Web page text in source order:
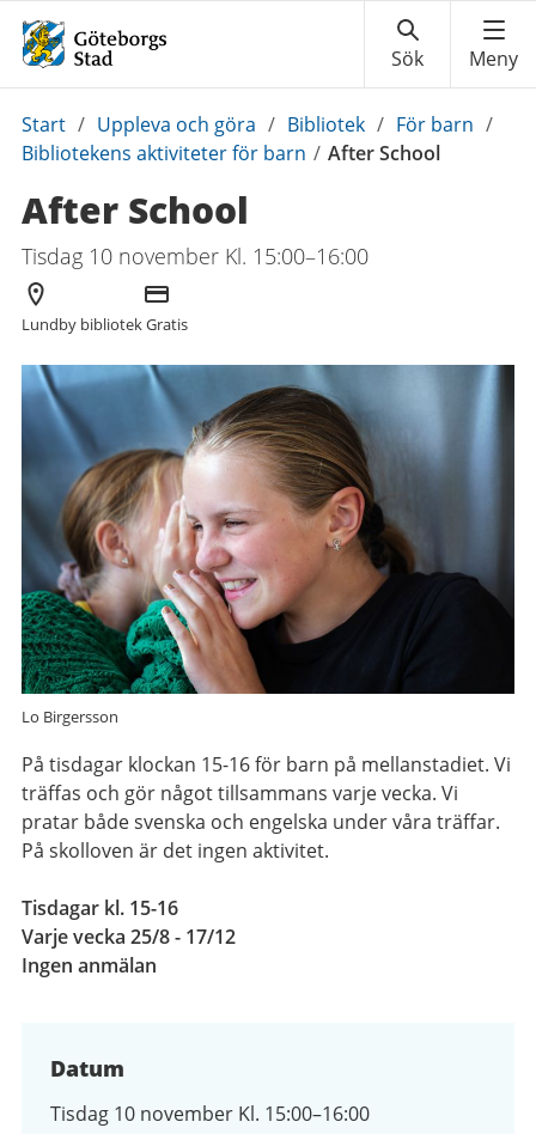
Du
är
Start / Uppleva och göra / Bibliotek / För barn /
Bibliotekens aktiviteter för barn / After School
After School
Tisdag 10 november Kl. 15:00–16:00
Arrangör
Lundby bibliotek
Kostnad
Gratis
Lo Birgersson
På tisdagar klockan 15-16 för barn på mellanstadiet. Vi
träffas och gör något tillsammans varje vecka. Vi
pratar både svenska och engelska under våra träffar.
På skolloven är det ingen aktivitet.
Tisdagar kl. 15-16
Varje vecka 25/8 - 17/12
Ingen anmälan
Datum
Tisdag 10 november Kl. 15:00–16:00